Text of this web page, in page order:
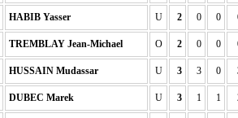
HABIB Yasser U 2 0 0
TREMBLAY Jean-Michael O 2 0 0
HUSSAIN Mudassar U 3 3 0
DUBEC Marek U 3 1 1